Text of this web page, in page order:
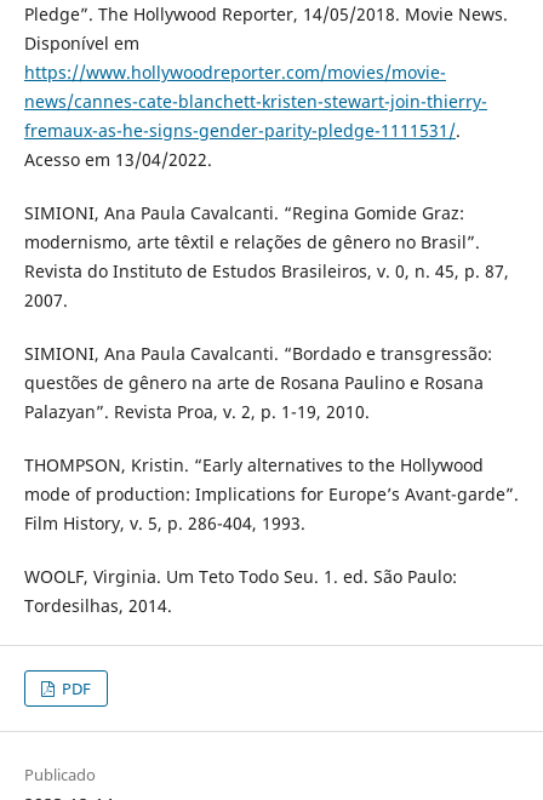
Pledge”. The Hollywood Reporter, 14/05/2018. Movie News.
Disponível em
https://www.hollywoodreporter.com/movies/movie-
news/cannes-cate-blanchett-kristen-stewart-join-thierry-
fremaux-as-he-signs-gender-parity-pledge-1111531/.
Acesso em 13/04/2022.
SIMIONI, Ana Paula Cavalcanti. “Regina Gomide Graz:
modernismo, arte têxtil e relações de gênero no Brasil”.
Revista do Instituto de Estudos Brasileiros, v. 0, n. 45, p. 87,
2007.
SIMIONI, Ana Paula Cavalcanti. “Bordado e transgressão:
questões de gênero na arte de Rosana Paulino e Rosana
Palazyan”. Revista Proa, v. 2, p. 1-19, 2010.
THOMPSON, Kristin. “Early alternatives to the Hollywood
mode of production: Implications for Europe’s Avant-garde”.
Film History, v. 5, p. 286-404, 1993.
WOOLF, Virginia. Um Teto Todo Seu. 1. ed. São Paulo:
Tordesilhas, 2014.
PDF
Publicado